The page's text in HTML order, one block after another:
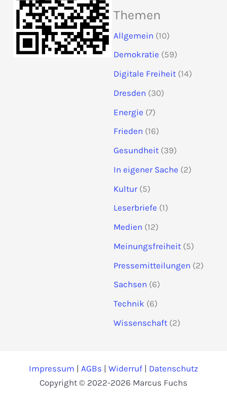
Themen
Allgemein (10)
Demokratie (59)
Digitale Freiheit (14)
Dresden (30)
Energie (7)
Frieden (16)
Gesundheit (39)
In eigener Sache (2)
Kultur (5)
Leserbriefe (1)
Medien (12)
Meinungsfreiheit (5)
Pressemitteilungen (2)
Sachsen (6)
Technik (6)
Wissenschaft (2)
Impressum | AGBs | Widerruf | Datenschutz
Copyright © 2022-2026 Marcus Fuchs